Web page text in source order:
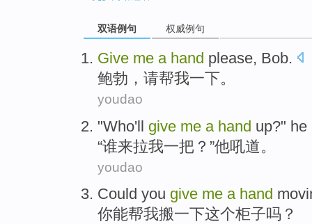
双语例句 权威例句
Give me a hand please, Bob.
鲍勃 ， 请帮我一下。
youdao
"Who'll give me a hand up?" he
“谁来拉我一把 ？”他吼道。
youdao
Could you give me a hand
你能帮我搬一下这个柜子吗？